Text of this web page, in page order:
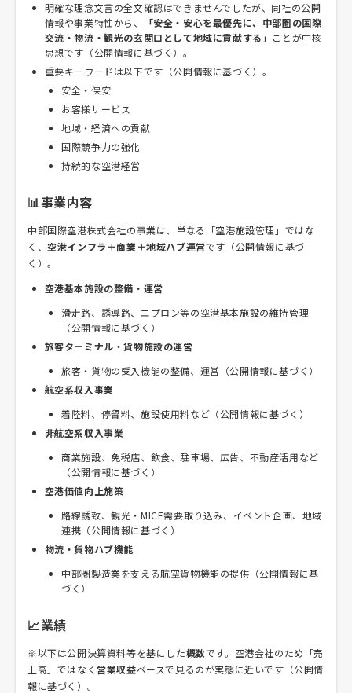
明確な理念文言の全文確認はできませんでしたが、同社の公開
情報や事業特性から、
「安全・安心を最優先に、中部圏の国際
交流・物流・観光の玄関口として地域に貢献する」 ことが中核
思想です（公開情報に基づく）。
重要キーワードは以下です（公開情報に基づく）。
安全・保安
お客様サービス
地域・経済への貢献
国際競争力の強化
持続的な空港経営
📊事業内容
中部国際空港株式会社の事業は、単なる「空港施設管理」ではな
く、空港インフラ＋商業＋地域ハブ運営です（公開情報に基づ
く）。
空港基本施設の整備・運営
滑走路、誘導路、エプロン等の空港基本施設の維持管理
（公開情報に基づく）
旅客ターミナル・貨物施設の運営
旅客・貨物の受入機能の整備、運営（公開情報に基づく）
航空系収入事業
着陸料、停留料、施設使用料など（公開情報に基づく）
非航空系収入事業
商業施設、免税店、飲食、駐車場、広告、不動産活用など
（公開情報に基づく）
空港価値向上施策
路線誘致、観光・MICE需要取り込み、イベント企画、地域
連携（公開情報に基づく）
物流・貨物ハブ機能
中部圏製造業を支える航空貨物機能の提供（公開情報に基
づく）
📈業績
※以下は公開決算資料等を基にした概数です。空港会社のため「売
上高」ではなく 営業収益ベースで見るのが実態に近いです（公開情
報に基づく）。